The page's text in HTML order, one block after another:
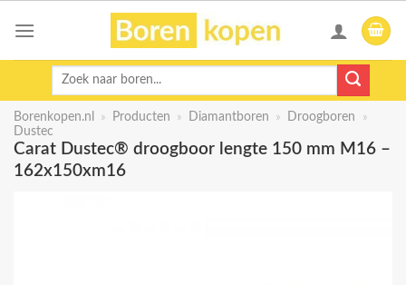
Zoeken
Borenkopen.nl » Producten » Diamantboren » Droogboren
»
Dustec
Carat Dustec® droogboor lengte 150 mm M16 –
162x150xm16